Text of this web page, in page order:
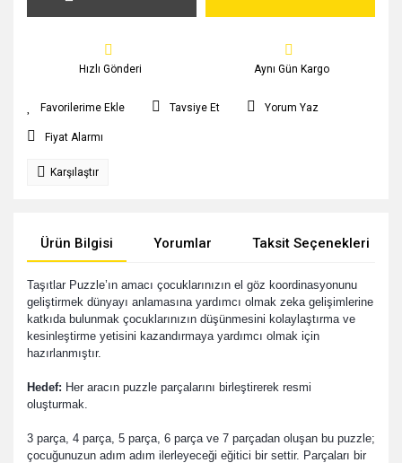
Hızlı Gönderi Aynı Gün Kargo
Tavsiye Et Yorum Yaz
Fiyat Alarmı
Karşılaştır
Ürün Bilgisi Yorumlar Taksit Seçenekleri
Taşıtlar Puzzle’ın amacı çocuklarınızın el göz koordinasyonunu
geliştirmek dünyayı anlamasına yardımcı olmak zeka gelişimlerine
katkıda bulunmak çocuklarınızın düşünmesini kolaylaştırma ve
kesinleştirme yetisini kazandırmaya yardımcı olmak için
hazırlanmıştır.
Hedef: Her aracın puzzle parçalarını birleştirerek resmi
oluşturmak.
3 parça, 4 parça, 5 parça, 6 parça ve 7 parçadan oluşan bu puzzle;
çocuğunuzun adım adım ilerleyeceği eğitici bir settir. Parçaları bir